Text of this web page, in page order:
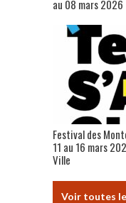
au 08 mars 2026
Festival des
11 au 16 mars
Ville
Voir toutes